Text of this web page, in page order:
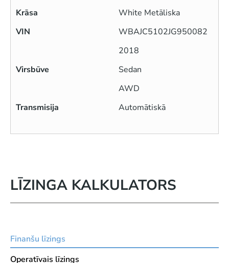
Krāsa
White Metāliska
VIN
WBAJC5102JG950082
2018
Virsbūve
Sedan
AWD
Transmisija
Automātiskā
LĪZINGA KALKULATORS
Finanšu līzings
Operatīvais līzings